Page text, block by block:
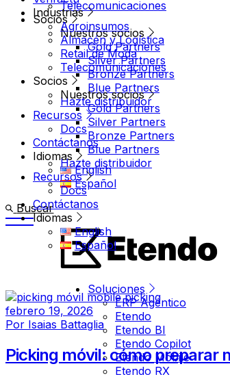
Telecomunicaciones
Socios
Nuestros socios
Gold Partners
Silver Partners
Bronze Partners
Blue Partners
Hazte distribuidor
Recursos
Docs
Contáctanos
Idiomas
English
Español
Buscar
Soluciones
ERP Agéntico
Etendo
Etendo BI
Etendo Copilot
Etendo Mobile
Etendo RX
Industrias
Agroinsumos
Almacén y Logística
Retail de Moda
Telecomunicaciones
Socios
Nuestros socios
Gold Partners
Silver Partners
Bronze Partners
Blue Partners
Hazte distribuidor
Recursos
Docs
Contáctanos
Idiomas
English
Español
febrero 19, 2026
Por Isaias Battaglia
Picking móvil: cómo preparar